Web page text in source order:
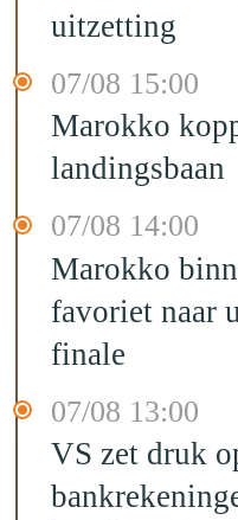
uitzetting
07/08 15:00
Marokko
landingsbaan
07/08 14:00
Marokko
favoriet naar
finale
07/08 13:00
VS zet druk